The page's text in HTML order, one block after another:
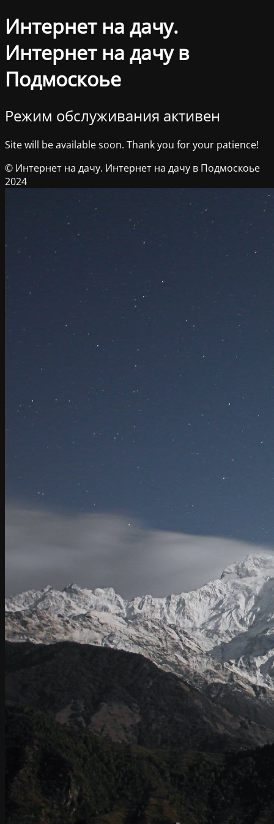
Интернет на дачу.
Интернет на дачу в
Подмоскоье
Режим обслуживания активен
Site will be available soon. Thank you for your patience!
© Интернет на дачу. Интернет на дачу в Подмоскоье
2024